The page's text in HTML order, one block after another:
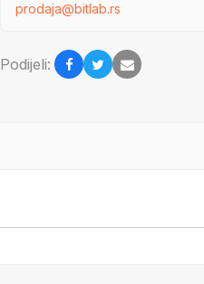
prodaja@bitlab.rs
Podijeli: